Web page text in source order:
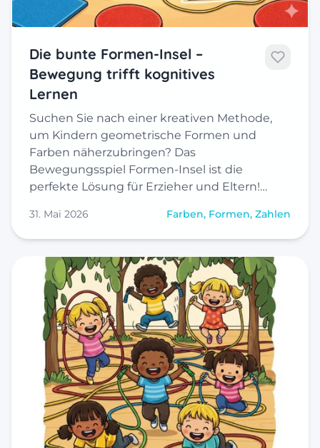
Die bunte Formen-Insel –
Bewegung trifft kognitives
Lernen
Suchen Sie nach einer kreativen Methode,
um Kindern geometrische Formen und
Farben näherzubringen? Das
Bewegungsspiel Formen-Insel ist die
perfekte Lösung für Erzieher und Eltern!…
31. Mai 2026 Farben, Formen, Zahlen